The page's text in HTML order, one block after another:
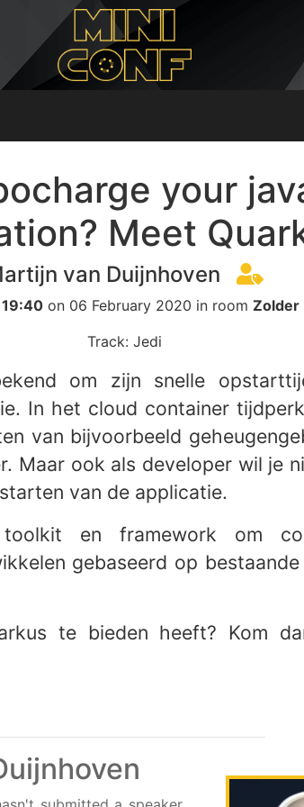
your
Meet
van Duijnhoven
19:40 on 06 February 2020 in room Zolder
Track: Jedi
om zijn snelle
In het cloud container
van bijvoorbeeld
Maar ook als developer wil je
van de applicatie.
en framework om
gebaseerd op
te bieden heeft? Kom